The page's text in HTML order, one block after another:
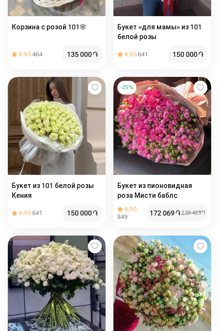
Корзина с розой 101🌸
4.95464 135 000֏
Букет «для мамы» из 101
белой розы
4.95641 150 000֏
Букет из 101 белой розы
Кения
4.95641 150 000֏
-25%
Букет из пионовидная
роза Мисти баблс
4.90
849
172 069֏229 425֏